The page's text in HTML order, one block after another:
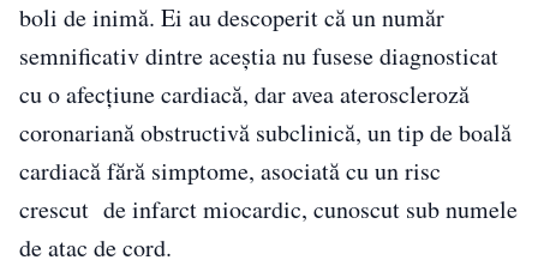
boli de inimă. Ei au descoperit că un număr
semnificativ dintre aceștia nu fusese diagnosticat
cu o afecțiune cardiacă, dar avea ateroscleroză
coronariană obstructivă subclinică, un tip de boală
cardiacă fără simptome, asociată cu un risc
crescut de infarct miocardic, cunoscut sub numele
de atac de cord.